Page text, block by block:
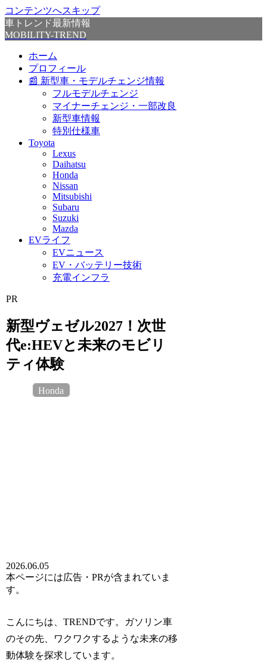
コンテンツへスキップ
車トレンド最新情報
MOBILITY-TREND
ホーム
プロフィール
📰 新型車・モデルチェンジ情報
フルモデルチェンジ
マイナーチェンジ・一部改良
新型車情報
特別仕様車
Toyota
Lexus
Daihatsu
Honda
Nissan
Mitsubishi
Subaru
Suzuki
Mazda
EVライフ
EVニュース
EV・バッテリー技術
充電インフラ
PR
新型ヴェゼル2027！次世
代e:HEVと未来のモビリ
ティ体験
Honda
2026.06.05
本ページには広告・PRが含まれていま
す。
こんにちは、TRENDです。ガソリン車
のその先、ワクワクするような未来の移
動体験を探求しています。